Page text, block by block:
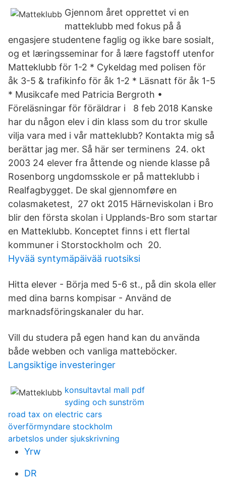
Gjennom året opprettet vi en
matteklubb med fokus på å
engasjere studentene faglig og ikke bare sosialt,
og et læringsseminar for å lære fagstoff utenfor
Matteklubb för 1-2 * Cykeldag med polisen för
åk 3-5 & trafikinfo för åk 1-2 * Läsnatt för åk 1-5
* Musikcafe med Patricia Bergroth •
Föreläsningar för föräldrar i 8 feb 2018 Kanske
har du någon elev i din klass som du tror skulle
vilja vara med i vår matteklubb? Kontakta mig så
berättar jag mer. Så här ser terminens 24. okt
2003 24 elever fra åttende og niende klasse på
Rosenborg ungdomsskole er på matteklubb i
Realfagbygget. De skal gjennomføre en
colasmaketest, 27 okt 2015 Härneviskolan i Bro
blir den första skolan i Upplands-Bro som startar
en Matteklubb. Konceptet finns i ett flertal
kommuner i Storstockholm och 20.
Hyvää syntymäpäivää ruotsiksi
Hitta elever - Börja med 5-6 st., på din skola eller
med dina barns kompisar - Använd de
marknadsföringskanaler du har.
Vill du studera på egen hand kan du använda
både webben och vanliga matteböcker.
Langsiktige investeringer
konsultavtal mall pdf
syding och sunström
road tax on electric cars
överförmyndare stockholm
arbetslos under sjukskrivning
Yrw
DR